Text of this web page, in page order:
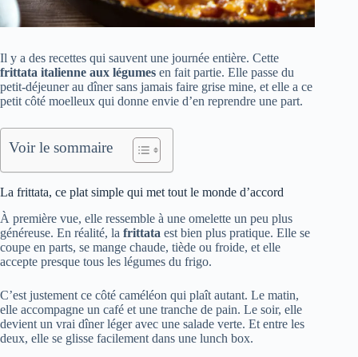
Il y a des recettes qui sauvent une journée entière. Cette
frittata italienne aux légumes en fait partie. Elle passe du
petit-déjeuner au dîner sans jamais faire grise mine, et elle a ce
petit côté moelleux qui donne envie d’en reprendre une part.
Voir le sommaire
La frittata, ce plat simple qui met tout le monde d’accord
À première vue, elle ressemble à une omelette un peu plus
généreuse. En réalité, la frittata est bien plus pratique. Elle se
coupe en parts, se mange chaude, tiède ou froide, et elle
accepte presque tous les légumes du frigo.
C’est justement ce côté caméléon qui plaît autant. Le matin,
elle accompagne un café et une tranche de pain. Le soir, elle
devient un vrai dîner léger avec une salade verte. Et entre les
deux, elle se glisse facilement dans une lunch box.